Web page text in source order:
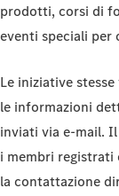
prodotti, corsi di
eventi speciali
Le iniziative
le informazioni
inviati via e-mail.
i membri registrati
la contattazione